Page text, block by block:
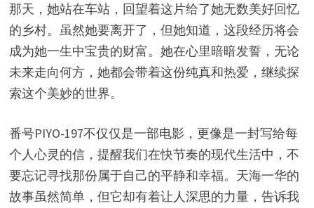
那天，她站在车站，回望着这片给了她无数美好回忆
的乡村。虽然她要离开了，但她知道，这段经历将会
成为她一生中宝贵的财富。她在心里暗暗发誓，无论
未来走向何方，她都会带着这份纯真和热爱，继续探
索这个美妙的世界。
番号PIYO-197不仅仅是一部电影，更像是一封写给每
个人心灵的信，提醒我们在快节奏的现代生活中，不
要忘记寻找那份属于自己的平静和幸福。天海一华的
故事虽然简单，但它却有着让人深思的力量，告诉我